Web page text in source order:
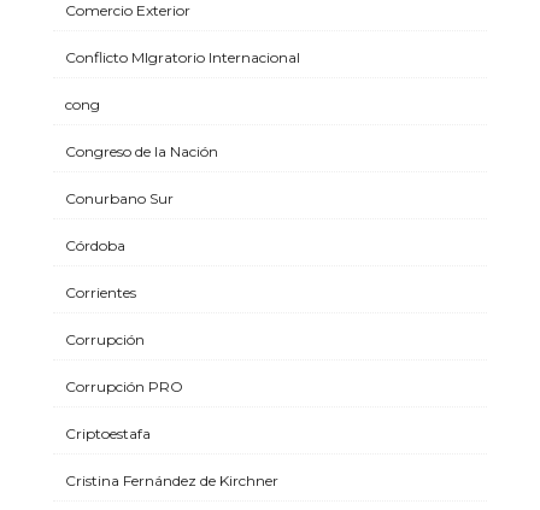
Comercio Exterior
Conflicto MIgratorio Internacional
cong
Congreso de la Nación
Conurbano Sur
Córdoba
Corrientes
Corrupción
Corrupción PRO
Criptoestafa
Cristina Fernández de Kirchner